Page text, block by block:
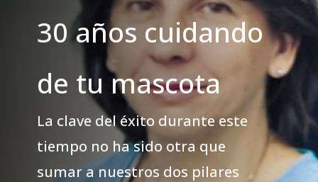
30 años cuidando
de tu mascota
La clave del éxito durante este
tiempo no ha sido otra que
sumar a nuestros dos pilares